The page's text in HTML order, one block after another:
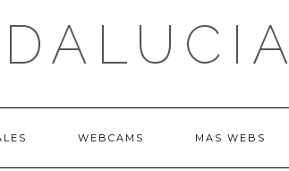
WEBCAMS MAS WEBS